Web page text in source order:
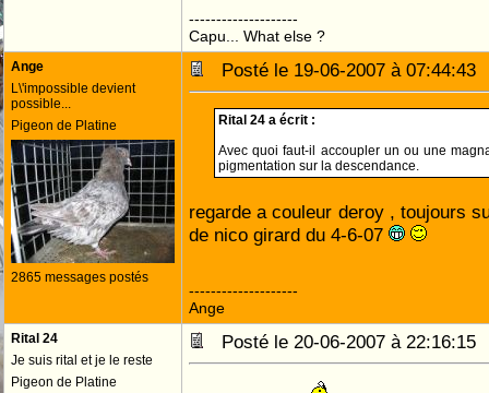
--------------------
Capu... What else ?
Ange
L\'impossible devient
possible...
Pigeon de Platine
2865 messages postés
Posté le 19-06-2007 à
Rital 24 a écrit :
Avec quoi faut-il accoupler un ou une
pigmentation sur la descendance.
regarde a couleur deroy , toujours
de nico girard du 4-6-07
--------------------
Ange
Rital 24
Je suis rital et je le reste
Pigeon de Platine
Posté le 20-06-2007 à